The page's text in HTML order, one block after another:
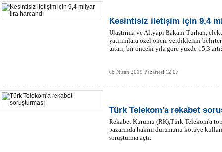
Kesintisiz iletişim için 9,4
Ulaştırma ve Altyapı Bakanı Turhan,
yatırımlara özel önem verdiklerini
tutarı, bir önceki yıla göre yüzde 15,3
08 Nisan 2019 Pazartesi 12:07
Türk Telekom'a rekabet
Rekabet Kurumu (RK),Türk Telekom'a
pazarında hakim durumunu kötüye
soruşturma açtı.